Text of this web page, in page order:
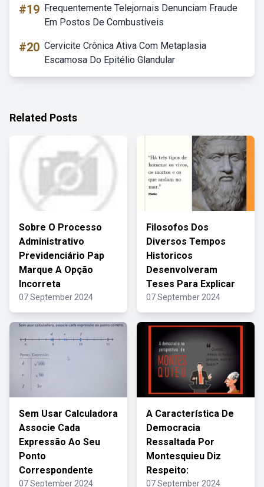
#19 Frequentemente Telejornais Denunciam Fraude
Em Postos De Combustíveis
#20 Cervicite Crônica Ativa Com Metaplasia
Escamosa Do Epitélio Glandular
Related Posts
Sobre O Processo
Administrativo
Previdenciário Pap
Marque A Opção
Incorreta
07 September 2024
Filosofos Dos
Diversos Tempos
Historicos
Desenvolveram
Teses Para Explicar
07 September 2024
Sem Usar Calculadora
Associe Cada
Expressão Ao Seu
Ponto
Correspondente
07 September 2024
A Característica De
Democracia
Ressaltada Por
Montesquieu Diz
Respeito:
07 September 2024